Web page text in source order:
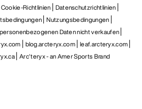
Cookie-Richtlinien Datenschutzrichtlinien
Nutzungsbedingungen
Daten nicht verkaufen
blog.arcteryx.com leaf.arcteryx.com
Arc'teryx - an Amer Sports Brand